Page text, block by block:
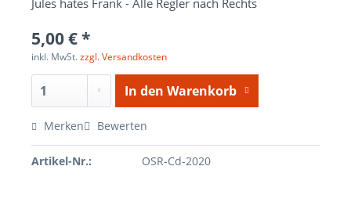
Jules hates Frank - Alle Regler nach Rechts
5,00 € *
inkl. MwSt.zzgl. Versandkosten
In den Warenkorb
Merken Bewerten
Artikel-Nr.: OSR-Cd-2020